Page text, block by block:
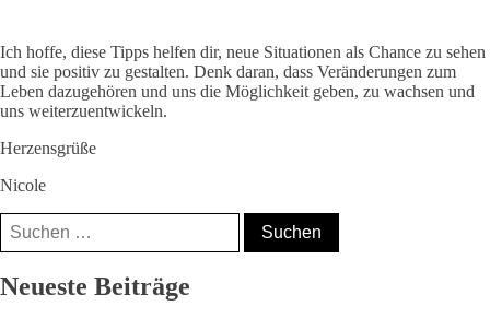
Ich hoffe, diese Tipps helfen dir, neue Situationen als Chance zu sehen
und sie positiv zu gestalten. Denk daran, dass Veränderungen zum
Leben dazugehören und uns die Möglichkeit geben, zu wachsen und
uns weiterzuentwickeln.
Herzensgrüße
Nicole
Suchen
nach:
Nicole, Mama⁵,
Neueste Beiträge